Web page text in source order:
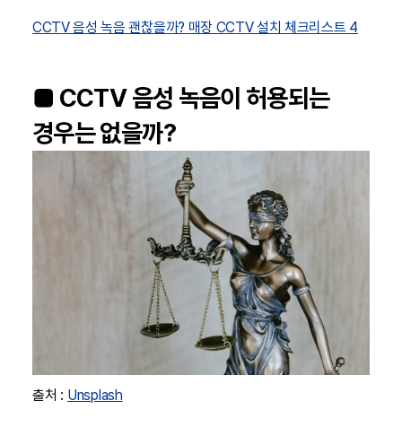
CCTV 음성 녹음 괜찮을까? 매장 CCTV 설치 체크리스트 4
■ CCTV 음성 녹음이 허용되는
경우는 없을까?
출처 : Unsplash